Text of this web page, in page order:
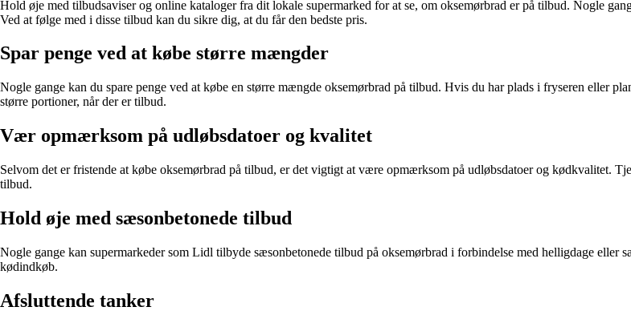
Hold øje med tilbudsaviser og online kataloger fra dit lokale supermarked for at se, om oksemørbrad er på tilbud. Nogle
Ved at følge med i disse tilbud kan du sikre dig, at du får den bedste pris.
Spar penge ved at købe større mængder
Nogle gange kan du spare penge ved at købe en større mængde oksemørbrad på tilbud. Hvis du har plads i fryseren eller
større portioner, når der er tilbud.
Vær opmærksom på udløbsdatoer og kvalitet
Selvom det er fristende at købe oksemørbrad på tilbud, er det vigtigt at være opmærksom på udløbsdatoer og kødkvalitet.
tilbud.
Hold øje med sæsonbetonede tilbud
Nogle gange kan supermarkeder som Lidl tilbyde sæsonbetonede tilbud på oksemørbrad i forbindelse med helligdage
kødindkøb.
Afsluttende tanker